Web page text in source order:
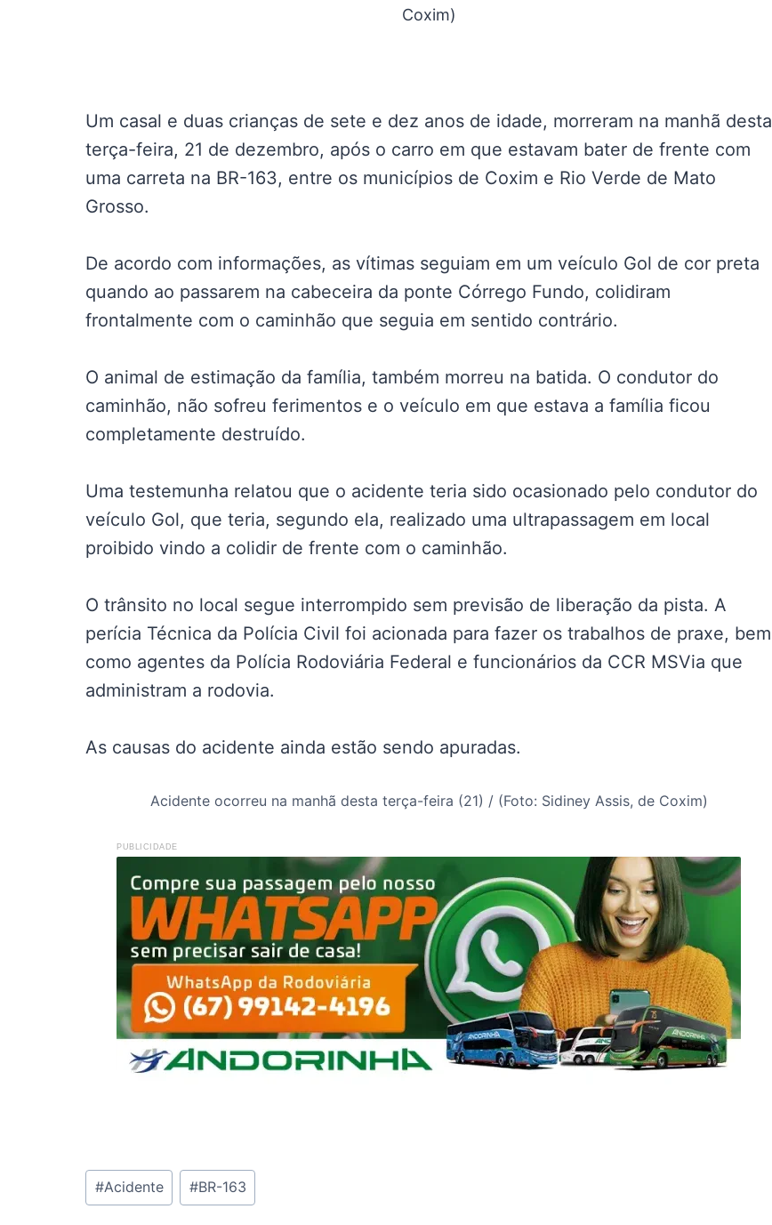
Coxim)
Um casal e duas crianças de sete e dez anos de idade, morreram na manhã desta
terça-feira, 21 de dezembro, após o carro em que estavam bater de frente com
uma carreta na BR-163, entre os municípios de Coxim e Rio Verde de Mato
Grosso.
De acordo com informações, as vítimas seguiam em um veículo Gol de cor preta
quando ao passarem na cabeceira da ponte Córrego Fundo, colidiram
frontalmente com o caminhão que seguia em sentido contrário.
O animal de estimação da família, também morreu na batida. O condutor do
caminhão, não sofreu ferimentos e o veículo em que estava a família ficou
completamente destruído.
Uma testemunha relatou que o acidente teria sido ocasionado pelo condutor do
veículo Gol, que teria, segundo ela, realizado uma ultrapassagem em local
proibido vindo a colidir de frente com o caminhão.
O trânsito no local segue interrompido sem previsão de liberação da pista. A
perícia Técnica da Polícia Civil foi acionada para fazer os trabalhos de praxe, bem
como agentes da Polícia Rodoviária Federal e funcionários da CCR MSVia que
administram a rodovia.
As causas do acidente ainda estão sendo apuradas.
Acidente ocorreu na manhã desta terça-feira (21) / (Foto: Sidiney Assis, de Coxim)
PUBLICIDADE
Tags
do
#Acidente #BR-163